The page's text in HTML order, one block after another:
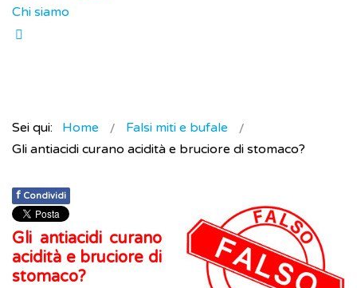
Chi siamo
Sei qui: Home
Falsi miti e bufale
Gli antiacidi curano acidità e bruciore di stomaco?
f Condividi
Gli antiacidi curano
acidità e bruciore di
stomaco?